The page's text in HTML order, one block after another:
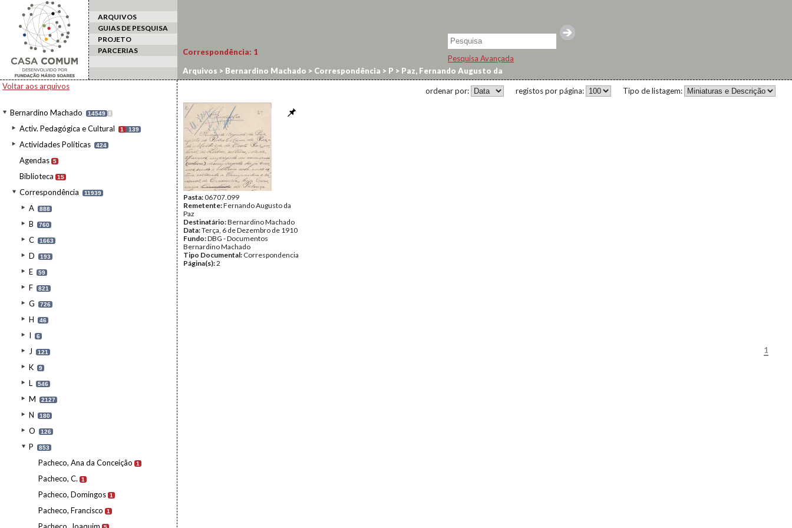
ARQUIVOS
GUIAS DE PESQUISA
PROJETO
PARCERIAS
Pesquisa Avançada
Voltar aos arquivos
Bernardino Machado 14549 I
Activ. Pedagógica e Cultural 1 139
Actividades Políticas 424
Agendas 5
Biblioteca 15
Correspondência 11939
A 888
B 760
C 1663
D 193
E 59
F 821
G 726
H 46
I 6
J 121
K 9
L 546
M 2127
N 180
O 126
P 853
Pacheco, Ana da Conceição 1
Pacheco, C. 1
Pacheco, Domingos 1
Pacheco, Francisco 1
Correspondência: 1
Arquivos > Bernardino Machado > Correspondência > P > Paz, Fernando Augusto da
Tipo de listagem:
registos por página:
ordenar por:
Pasta:06707.099
Remetente:Fernando Augusto da
Paz
Destinatário:Bernardino Machado
Data:Terça, 6 de Dezembro de 1910
Fundo:DBG - Documentos
Bernardino Machado
Tipo Documental: Correspondencia
Página(s):2
1